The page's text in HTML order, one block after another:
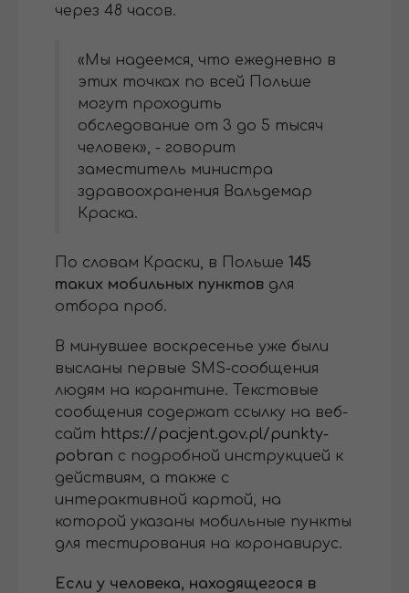
через 48 часов.
«Мы надеемся, что ежедневно в
этих точках по всей Польше
могут проходить
обследование от 3 до 5 тысяч
человек», - говорит
заместитель министра
здравоохранения Вальдемар
Краска.
По словам Краски, в Польше 145
таких мобильных пунктов для
отбора проб.
В минувшее воскресенье уже были
высланы первые SMS-сообщения
людям на карантине. Текстовые
сообщения содержат ссылку на веб-
сайт https://pacjent.gov.pl/punkty-
pobran с подробной инструкцией к
действиям, а также с
интерактивной картой, на
которой указаны мобильные пункты
для тестирования на коронавирус.
Если у человека, находящегося в